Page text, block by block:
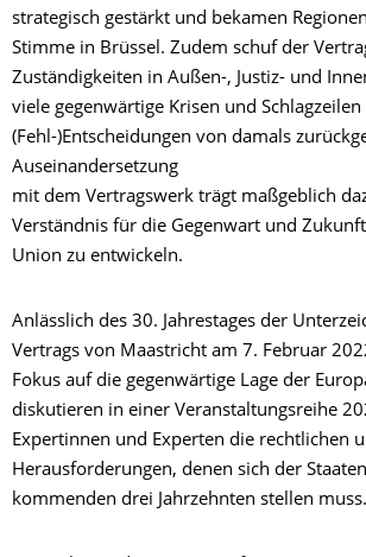
strategisch gestärkt und bekamen
Stimme in Brüssel. Zudem schuf der
Zuständigkeiten in Außen-, Justiz- und
viele gegenwärtige Krisen und
(Fehl-)Entscheidungen von damals
Auseinandersetzung
mit dem Vertragswerk trägt maßgeblich
Verständnis für die Gegenwart und
Union zu entwickeln.
Anlässlich des 30. Jahrestages der
Vertrags von Maastricht am 7. Februar
Fokus auf die gegenwärtige Lage der
diskutieren in einer Veranstaltungsreihe
Expertinnen und Experten die rechtlichen
Herausforderungen, denen sich der
kommenden drei Jahrzehnten stellen muss.